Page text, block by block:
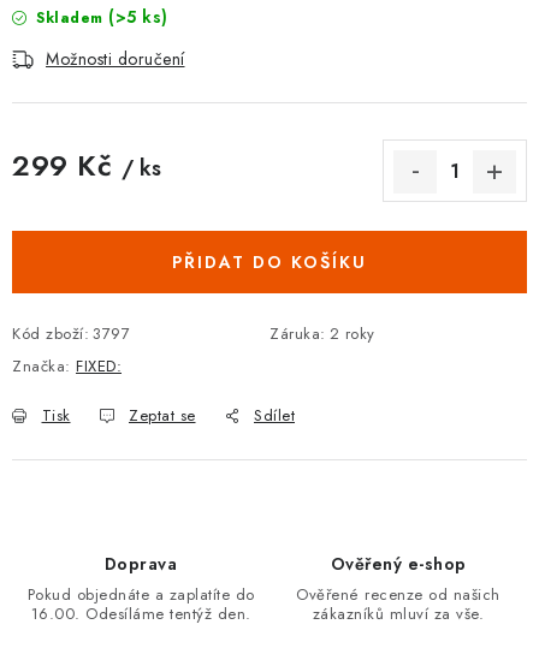
Skladem (>5 ks)
Možnosti doručení
299 Kč / ks
PŘIDAT DO KOŠÍKU
Kód zboží: 3797 Záruka: 2 roky
Značka: FIXED:
Tisk Zeptat se Sdílet
Doprava
Pokud objednáte a zaplatíte do
16.00. Odesíláme tentýž den.
Ověřený e-shop
Ověřené recenze od našich
zákazníků mluví za vše.